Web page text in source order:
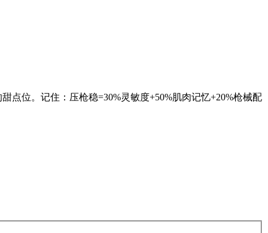
点位。记住：压枪稳=30%灵敏度+50%肌肉记忆+20%枪械配